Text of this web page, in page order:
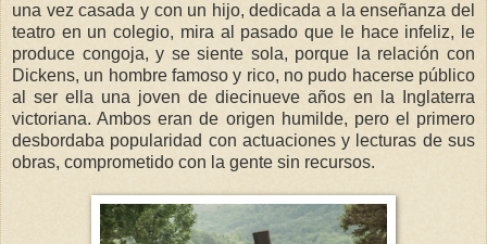
una vez casada y con un hijo, dedicada a la enseñanza del
teatro en un colegio, mira al pasado que le hace infeliz, le
produce congoja, y se siente sola, porque la relación con
Dickens, un hombre famoso y rico, no pudo hacerse público
al ser ella una joven de diecinueve años en la Inglaterra
victoriana. Ambos eran de origen humilde, pero el primero
desbordaba popularidad con actuaciones y lecturas de sus
obras, comprometido con la gente sin recursos.